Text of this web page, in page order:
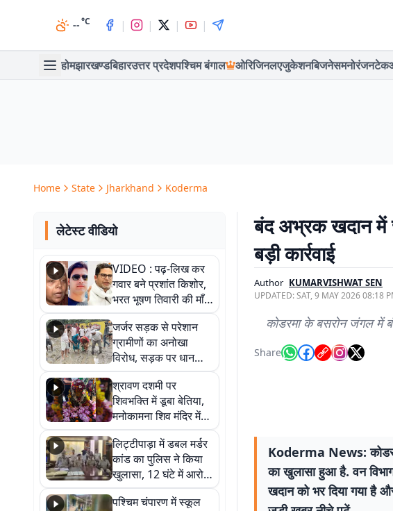
--°C | | | |
होमझारखण्डबिहारउत्तर प्रदेशपश्चिम बंगाल ओरिजिनलएजुकेशनबिजनेसमनोरंजनटेक
Home State Jharkhand Koderma
लेटेस्ट वीडियो
VIDEO : पढ़-लिख कर
गवार बने प्रशांत किशोर,
भरत भूषण तिवारी की माँ ने
कहा नहीं थी उम्मीद, बेटा
था तो किसी को बोलने की
नहीं थी हिम्मत
जर्जर सड़क से परेशान
ग्रामीणों का अनोखा
विरोध, सड़क पर धान
रोपकर और खाद डालकर
जताया आक्रोश
श्रावण दशमी पर
शिवभक्ति में डूबा बेतिया,
मनोकामना शिव मंदिर में
हुआ भव्य श्रृंगार
लिट्टीपाड़ा में डबल मर्डर
कांड का पुलिस ने किया
खुलासा, 12 घंटे में आरोपी
गिरफ्तार
पश्चिम चंपारण में स्कूल
बंद अभ्रक खदान में
बड़ी कार्रवाई
Author KUMARVISHWAT SEN
UPDATED:SAT, 9 MAY 2026 08:18
कोडरमा के बसरोन जंगल में
Share
Koderma News:
का खुलासा हुआ है. वन
खदान को भर दिया गया है